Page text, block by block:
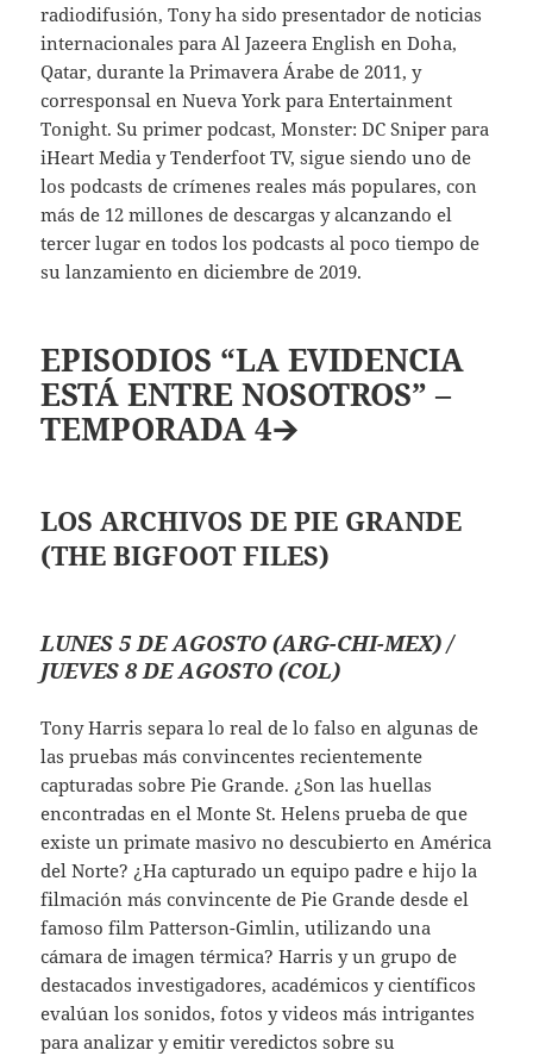
radiodifusión, Tony ha sido presentador de noticias
internacionales para Al Jazeera English en Doha,
Qatar, durante la Primavera Árabe de 2011, y
corresponsal en Nueva York para Entertainment
Tonight. Su primer podcast, Monster: DC Sniper para
iHeart Media y Tenderfoot TV, sigue siendo uno de
los podcasts de crímenes reales más populares, con
más de 12 millones de descargas y alcanzando el
tercer lugar en todos los podcasts al poco tiempo de
su lanzamiento en diciembre de 2019.
EPISODIOS “LA EVIDENCIA
ESTÁ ENTRE NOSOTROS” –
TEMPORADA 4🡪
LOS ARCHIVOS DE PIE GRANDE
(THE BIGFOOT FILES)
LUNES 5 DE AGOSTO (ARG-CHI-MEX) /
JUEVES 8 DE AGOSTO (COL)
Tony Harris separa lo real de lo falso en algunas de
las pruebas más convincentes recientemente
capturadas sobre Pie Grande. ¿Son las huellas
encontradas en el Monte St. Helens prueba de que
existe un primate masivo no descubierto en América
del Norte? ¿Ha capturado un equipo padre e hijo la
filmación más convincente de Pie Grande desde el
famoso film Patterson-Gimlin, utilizando una
cámara de imagen térmica? Harris y un grupo de
destacados investigadores, académicos y científicos
evalúan los sonidos, fotos y videos más intrigantes
para analizar y emitir veredictos sobre su